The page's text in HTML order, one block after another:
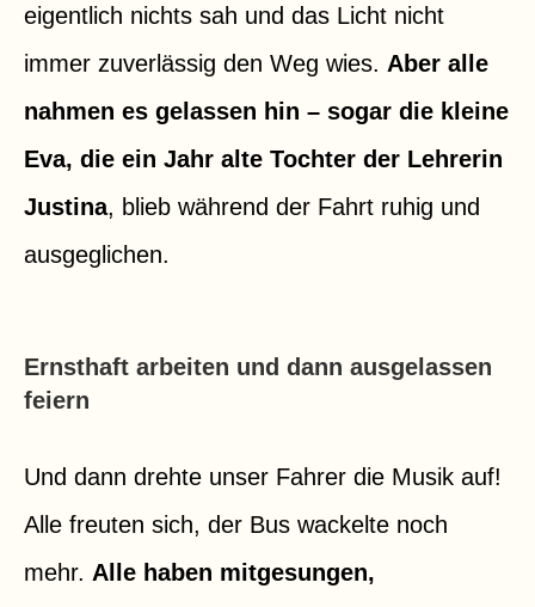
eigentlich nichts sah und das Licht nicht
immer zuverlässig den Weg wies. Aber alle
nahmen es gelassen hin – sogar die kleine
Eva, die ein Jahr alte Tochter der Lehrerin
Justina, blieb während der Fahrt ruhig und
ausgeglichen.
Ernsthaft arbeiten und dann ausgelassen
feiern
Und dann drehte unser Fahrer die Musik auf!
Alle freuten sich, der Bus wackelte noch
mehr. Alle haben mitgesungen,